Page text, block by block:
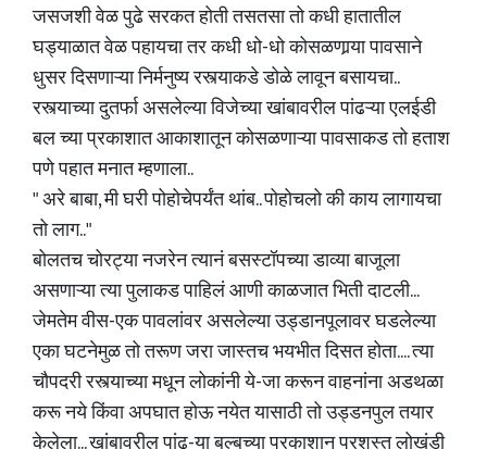
जसजशी वेळ पुढे सरकत होती तसतसा तो कधी हातातील
घड्याळात वेळ पहायचा तर कधी धो-धो कोसळणार्‍या पावसाने
धुसर दिसणाऱ्या निर्मनुष्य रस्त्याकडे डोळे लावून बसायचा..
रस्त्याच्या दुतर्फा असलेल्या विजेच्या खांबावरील पांढऱ्या एलईडी
बल च्या प्रकाशात आकाशातून कोसळणाऱ्या पावसाकड तो हताश
पणे पहात मनात म्हणाला..
" अरे बाबा, मी घरी पोहोचेपर्यंत थांब.. पोहोचलो की काय लागायचा
तो लाग.."
बोलतच चोरट्या नजरेन त्यानं बसस्टॉपच्या डाव्या बाजूला
असणाऱ्या त्या पुलाकड पाहिलं आणी काळजात भिती दाटली...
जेमतेम वीस-एक पावलांवर असलेल्या उड्डानपूलावर घडलेल्या
एका घटनेमुळ तो तरूण जरा जास्तच भयभीत दिसत होता.... त्या
चौपदरी रस्त्याच्या मधून लोकांनी ये-जा करून वाहनांना अडथळा
करू नये किंवा अपघात होऊ नयेत यासाठी तो उड्डनपुल तयार